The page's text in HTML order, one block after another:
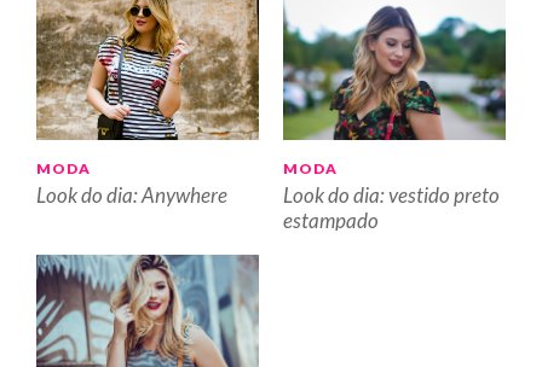
MODA
Look do dia: Anywhere
MODA
Look do dia: vestido preto
estampado